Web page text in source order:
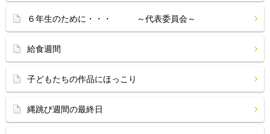
６年生のために・・・ ～代表委員会～
給食週間
子どもたちの作品にほっこり
縄跳び週間の最終日